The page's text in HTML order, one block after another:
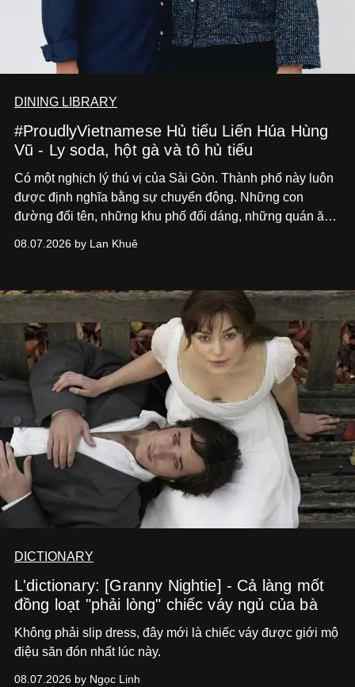
DINING LIBRARY
#ProudlyVietnamese Hủ tiếu Liến Húa Hùng
Vũ - Ly soda, hột gà và tô hủ tiếu
Có một nghịch lý thú vị của Sài Gòn. Thành phố này luôn
được định nghĩa bằng sự chuyển động. Những con
đường đổi tên, những khu phố đổi dáng, những quán ăn
nói về cái mới, về xu hướng tiếp theo, về những điều
08.07.2026 by Lan Khuê
DICTIONARY
L'dictionary: [Granny Nightie] - Cả làng mốt
đồng loạt "phải lòng" chiếc váy ngủ của bà
Không phải slip dress, đây mới là chiếc váy được giới mộ
điệu săn đón nhất lúc này.
08.07.2026 by Ngọc Linh